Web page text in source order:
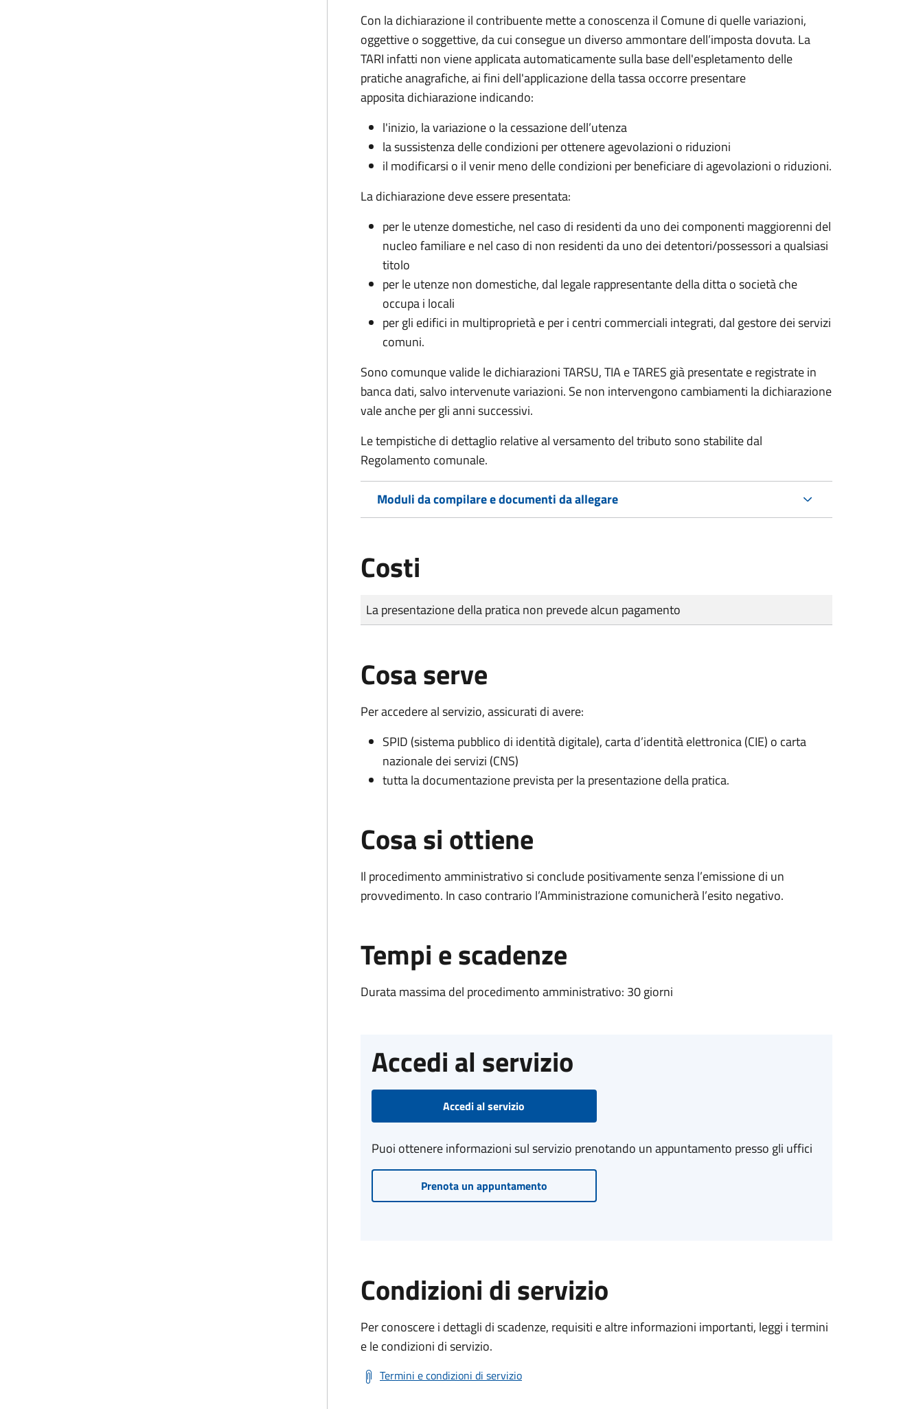
Con la dichiarazione il contribuente mette a conoscenza il Comune di quelle variazioni,
oggettive o soggettive, da cui consegue un diverso ammontare dell’imposta dovuta. La
TARI infatti non viene applicata automaticamente sulla base dell'espletamento delle
pratiche anagrafiche, ai fini dell'applicazione della tassa occorre presentare
apposita dichiarazione indicando:
l'inizio, la variazione o la cessazione dell’utenza
la sussistenza delle condizioni per ottenere agevolazioni o riduzioni
il modificarsi o il venir meno delle condizioni per beneficiare di agevolazioni o riduzioni.
La dichiarazione deve essere presentata:
per le utenze domestiche, nel caso di residenti da uno dei componenti maggiorenni del
nucleo familiare e nel caso di non residenti da uno dei detentori/possessori a qualsiasi
titolo
per le utenze non domestiche, dal legale rappresentante della ditta o società che
occupa i locali
per gli edifici in multiproprietà e per i centri commerciali integrati, dal gestore dei servizi
comuni.
Sono comunque valide le dichiarazioni TARSU, TIA e TARES già presentate e registrate in
banca dati, salvo intervenute variazioni. Se non intervengono cambiamenti la dichiarazione
vale anche per gli anni successivi.
Le tempistiche di dettaglio relative al versamento del tributo sono stabilite dal
Regolamento comunale.
Moduli da compilare e documenti da allegare
Costi
Tipo di pagamento
Importo
La presentazione della pratica non prevede alcun pagamento
Cosa serve
Per accedere al servizio, assicurati di avere:
SPID (sistema pubblico di identità digitale), carta d’identità elettronica (CIE) o carta
nazionale dei servizi (CNS)
tutta la documentazione prevista per la presentazione della pratica.
Cosa si ottiene
Il procedimento amministrativo si conclude positivamente senza l’emissione di un
provvedimento. In caso contrario l’Amministrazione comunicherà l’esito negativo.
Tempi e scadenze
Durata massima del procedimento amministrativo: 30 giorni
Accedi al servizio
Accedi al servizio
Puoi ottenere informazioni sul servizio prenotando un appuntamento presso gli uffici
Prenota un appuntamento
Condizioni di servizio
Per conoscere i dettagli di scadenze, requisiti e altre informazioni importanti, leggi i termini
e le condizioni di servizio.
Termini e condizioni di servizio